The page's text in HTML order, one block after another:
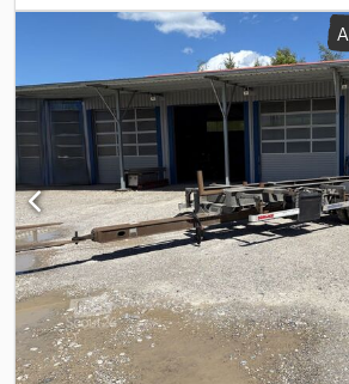
do espaço de carga:2 490 mm, altura do
, volume do espaço de carga: ,
, Equipamento:ABS,
tipo baú, piso rolante com roletes duplos,
carga embutidos no piso à esquerda e à
paredes externas, comando por cabo,
elétrico, altura do selim 1.065 mm, ABS,
disco, estabilizadores Jost, eixo(s) BPW
pneumática com dispositivo de elevação e
roda sobressalente, caixa de ferramentas,
adesivado e/ou rotulado com publicidade.
Codowzflbopfx Abzeha Nossa oferta é
inspeção TÜV. Caso deseje uma nova
prazer em apresentar uma proposta
parceiras! O veículo pode estar adesivado